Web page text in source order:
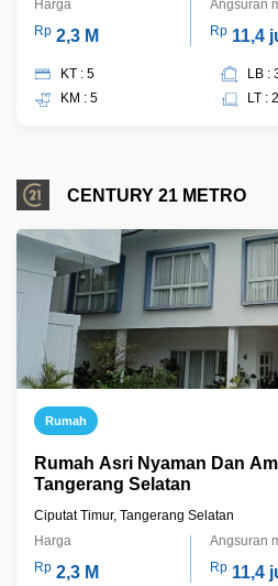
Harga
Rp 2,3 M
Angsuran
Rp 11,4
KT : 5
KM : 5
LB :
LT :
CENTURY 21 METRO
Rumah
Rumah Asri Nyaman Dan
Tangerang Selatan
Ciputat Timur, Tangerang Selatan
Harga
Rp 2,3 M
Angsuran
Rp 11,4